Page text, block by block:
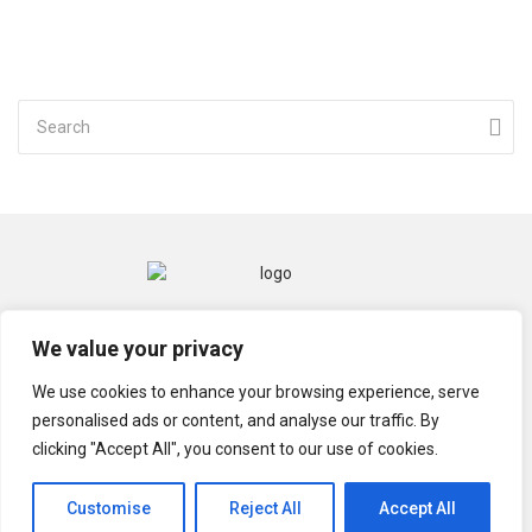
We value your privacy
We use cookies to enhance your browsing experience, serve
personalised ads or content, and analyse our traffic. By
clicking "Accept All", you consent to our use of cookies.
Customise Reject All Accept All
CONTACT
MENTIONS LÉGALES
© TECHGRIOT 2021